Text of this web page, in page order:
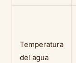
Temperatura
del agua